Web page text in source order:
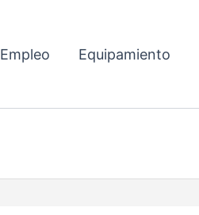
Empleo Equipamiento